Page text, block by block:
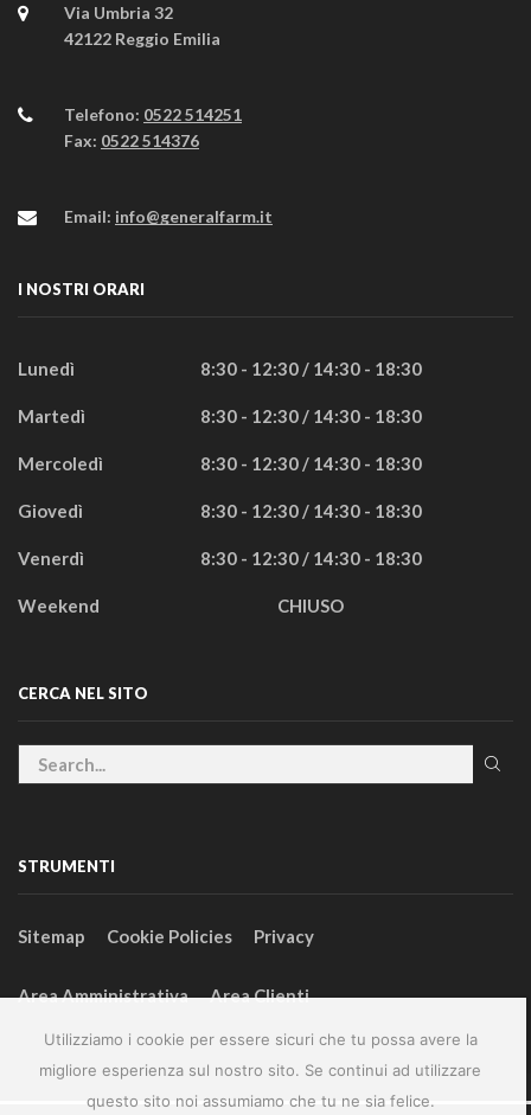
Utilizziamo i cookie per essere sicuri che tu possa avere la
migliore esperienza sul nostro sito. Se continui ad utilizzare
questo sito noi assumiamo che tu ne sia felice.
Via Umbria 32
42122 Reggio Emilia
Telefono: 0522 514251
Fax: 0522 514376
Email: info@generalfarm.it
I NOSTRI ORARI
Lunedì 8:30 - 12:30 / 14:30 - 18:30
Martedì 8:30 - 12:30 / 14:30 - 18:30
Mercoledì 8:30 - 12:30 / 14:30 - 18:30
Giovedì 8:30 - 12:30 / 14:30 - 18:30
Venerdì 8:30 - 12:30 / 14:30 - 18:30
Weekend CHIUSO
CERCA NEL SITO
STRUMENTI
Sitemap Cookie Policies Privacy
Area Amministrativa Area Clienti